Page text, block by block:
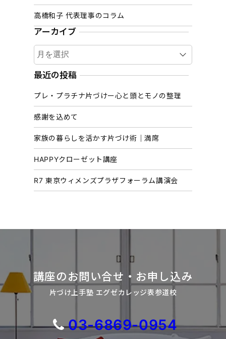
高橋和子 代表理事のコラム
アーカイブ
ア
ー
カ
ブ
最近の投稿
プレ・プラチナ片づけー心と頭とモノの整理
感謝を込めて
家族の暮らしを活かす片づけ術｜満席
HAPPYクローゼット講座
R7 東京ウィメンズプラザフォーラム講演会
講座のお問い合せ・お申し込み
片づけ上手塾 エグゼカレッジ表参道校
03-6869-0954